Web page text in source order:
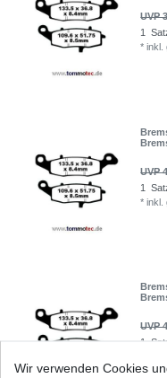
UVP
1
*inkl.
UVP
1
*inkl.
UVP
1
Wir verwenden Cookies